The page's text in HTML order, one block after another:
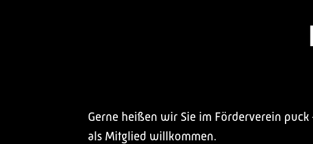
Gerne heißen wir Sie im Förderverein
als Mitglied willkommen.